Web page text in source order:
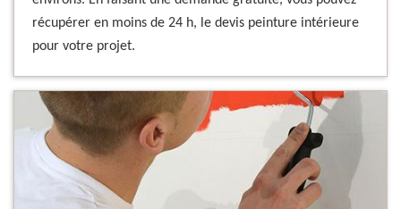
récupérer en moins de 24 h, le devis peinture intérieure
pour votre projet.